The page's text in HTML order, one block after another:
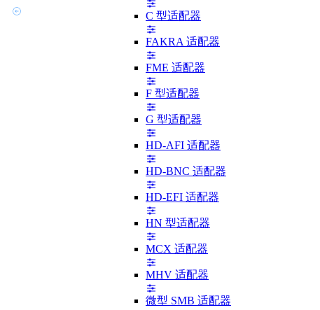
C 型适配器
FAKRA 适配器
FME 适配器
F 型适配器
G 型适配器
HD-AFI 适配器
HD-BNC 适配器
HD-EFI 适配器
HN 型适配器
MCX 适配器
MHV 适配器
微型 SMB 适配器